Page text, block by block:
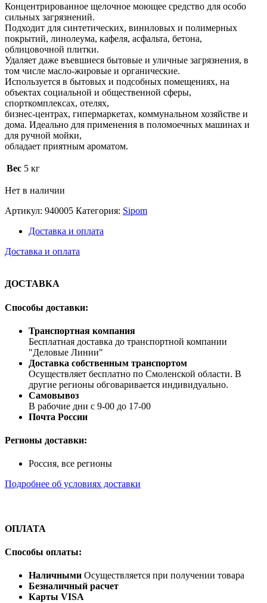
Концентрированное щелочное моющее средство для особо
сильных загрязнений.
Подходит для синтетических, виниловых и полимерных
покрытий, линолеума, кафеля, асфальта, бетона,
облицовочной плитки.
Удаляет даже въевшиеся бытовые и уличные загрязнения, в
том числе масло-жировые и органические.
Используется в бытовых и подсобных помещениях, на
объектах социальной и общественной сферы,
спорткомплексах, отелях,
бизнес-центрах, гипермаркетах, коммунальном хозяйстве и
дома. Идеально для применения в поломоечных машинах и
для ручной мойки,
обладает приятным ароматом.
Вес 5 кг
Нет в наличии
Артикул: 940005 Категория: Sipom
Доставка и оплата
Доставка и оплата
ДОСТАВКА
Способы доставки:
Транспортная компания
Бесплатная доставка до транспортной компании
"Деловые Линии"
Доставка собственным транспортом
Осуществляет бесплатно по Смоленской области. В
другие регионы обговаривается индивидуально.
Самовывоз
В рабочие дни с 9-00 до 17-00
Почта России
Регионы доставки:
Россия, все регионы
Подробнее об условиях доставки
ОПЛАТА
Способы оплаты:
Наличными Осуществляется при получении товара
Безналичный расчет
Карты VISA